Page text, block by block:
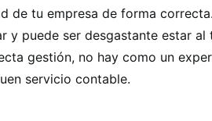
de tu empresa de forma
y puede ser desgastante estar al
gestión, no hay como un
servicio contable.